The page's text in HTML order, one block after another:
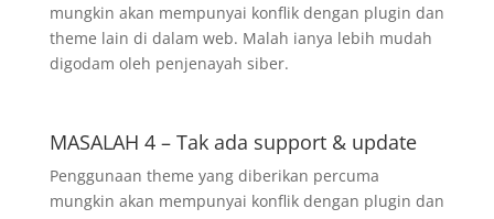
mungkin akan mempunyai konflik dengan plugin dan
theme lain di dalam web. Malah ianya lebih mudah
digodam oleh penjenayah siber.
MASALAH 4 – Tak ada support & update
Penggunaan theme yang diberikan percuma
mungkin akan mempunyai konflik dengan plugin dan